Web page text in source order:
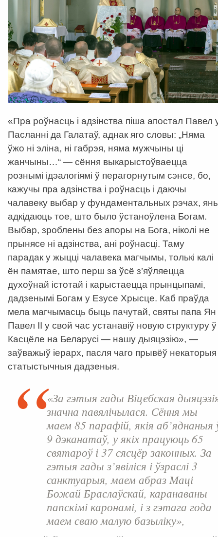
«Пра роўнасць і адзінства піша апостал Павел
Пасланні да Галатаў, аднак яго словы: „Няма
ўжо ні эліна, ні габрэя, няма мужчыны ці
жанчыны…“ — сёння выкарыстоўваецца
рознымі ідэалогіямі ў перагорнутым сэнсе, бо,
кажучы пра адзінства і роўнасць і даючы
чалавеку выбар у фундаментальных рэчах,
адкідаюць тое, што было ўстаноўлена Богам.
Выбар, зроблены без апоры на Бога, ніколі не
прынясе ні адзінства, ані роўнасці. Таму
парадак у жыцці чалавека магчымы, толькі калі
ён памятае, што перш за ўсё з’яўляецца
духоўнай істотай і карыстаецца прынцыпамі,
дадзенымі Богам у Езусе Хрысце. Каб праўда
мела магчымасць быць пачутай, святы папа Ян
Павел ІІ у свой час устанавіў новую структуру ў
Касцёле на Беларусі — нашу дыяцэзію», —
заўважыў іерарх, пасля чаго прывёў некаторыя
статыстычныя дадзеныя.
«За гэтыя гады Віцебская
значна павялічылася. Сёння мы
маем 85 парафій, якія аб’яднаныя
9 дэканатаў, у якіх працуюць 65
святароў і 37 сясцёр законных. За
гэтыя гады з’явіліся і ўзраслі 3
санктуарыя, маем абраз Маці
Божай Браслаўскай, каранаваны
папскімі каронамі, і з гэтага года
маем сваю малую базыліку»,